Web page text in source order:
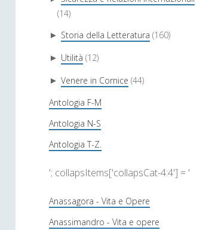
(14)
► Storia della Letteratura (160)
► Utilità (12)
► Venere in Cornice (44)
Antologia F-M
Antologia N-S
Antologia T-Z.
'; collapsItems['collapsCat-4:4'] = '
Anassagora - Vita e Opere
Anassimandro - Vita e opere